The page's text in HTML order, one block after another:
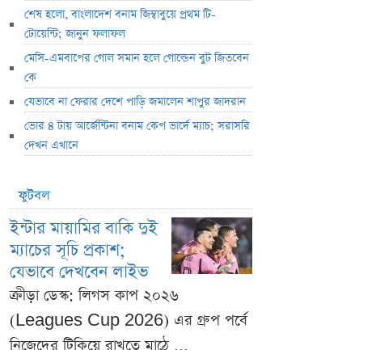
শেষ হলো, বাংলাদেশ বনাম জিম্বাবুয়ে প্রথম টি-
টোয়েন্টি; জানুন ফলাফল
মেসি-এমবাপের গোল সমান হলে গোল্ডেন বুট জিতবেন
কে
যেভাবে না ফেরার দেশে পাড়ি জমালেন শাপুর জাদরান
ভোর ৪ টায় আর্জেন্টিনা বনাম কেপ ভার্দে ম্যাচ; সরাসরি
দেখন এখানে
ফুটবল
ইন্টার মায়ামির বাকি দুই
ম্যাচের সূচি প্রকাশ;
যেভাবে দেখবেন লাইভ
ক্রীড়া ডেস্ক: লিগস কাপ ২০২৬
(Leagues Cup 2026) এর গ্রুপ পর্বে
নিজেদের টিকিয়ে রাখতে মাঠে ...